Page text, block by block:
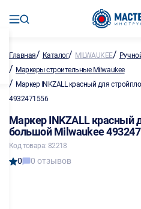
Главная/ Каталог/ MILWAUKEE/
/ Маркеры строительные Milwaukee
/ Маркер INKZALL красный для
4932471556
Маркер INKZALL красный
большой Milwaukee
Код товара: 82218
0 0 отзывов